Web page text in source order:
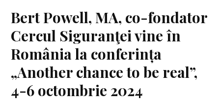
Bert Powell, MA, co-fondator
Cercul Siguranţei vine în
România la conferința
„Another chance to be real”,
4-6 octombrie 2024